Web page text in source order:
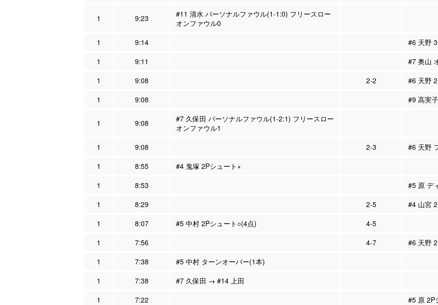
1 9:23
#11 清水 パーソナルファウル(1-1:0) フリースロー
オンファウル0
1
9:14
#6 天野
1
9:11
#7 奥山
1
9:08 2-2
#6 天野
1
9:08 #9 高実
1 9:08
#7 久保田 パーソナルファウル(1-2:1) フリースロー
オンファウル1
1
9:08 2-3
#6 天野
1
8:55
#4 鬼塚 2Pシュート×
1
8:53
#5 原 デ
1
8:29 2-5
#4 山宮
1
8:07 #5 中村 2Pシュート○(4点)
4-5
1
7:56 4-7
#6 天野
1
7:38
#5 中村 ターンオーバー(1本)
1
7:38
#7 久保田 → #14 上田
1
7:22
#5 原 2P